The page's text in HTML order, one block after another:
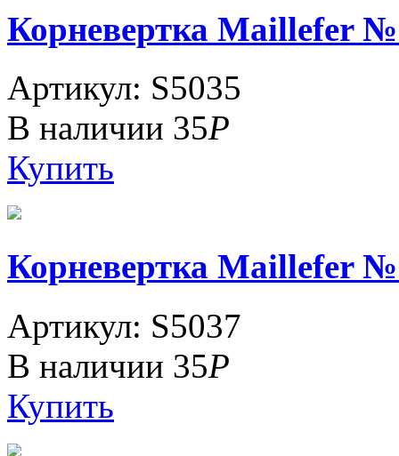
Корневертка Maillefer
Артикул: S5035
В наличии 35Р
Купить
Корневертка Maillefer
Артикул: S5037
В наличии 35Р
Купить